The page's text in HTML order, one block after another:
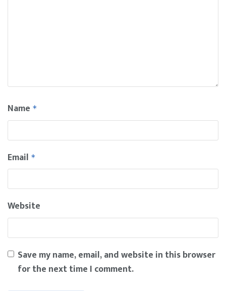
Name *
Email *
Website
Save my name, email, and website in this browser
for the next time I comment.